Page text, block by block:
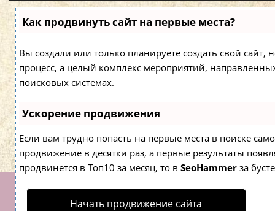
Как продвинуть сайт на первые места?
Вы создали или только планируете создать свой сайт,
процесс, а целый комплекс мероприятий,
поисковых системах.
Ускорение продвижения
Если вам трудно попасть на первые места в поиске
продвижение в десятки раз, а первые результаты
продвинется в Топ10 за месяц, то в SeoHammerза
Начать продвижение сайта